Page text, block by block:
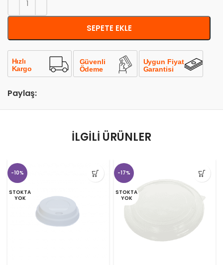
SEPETE EKLE
Paylaş:
İLGILI ÜRÜNLER
-10%
STOKTA
YOK
-17%
STOKTA
YOK